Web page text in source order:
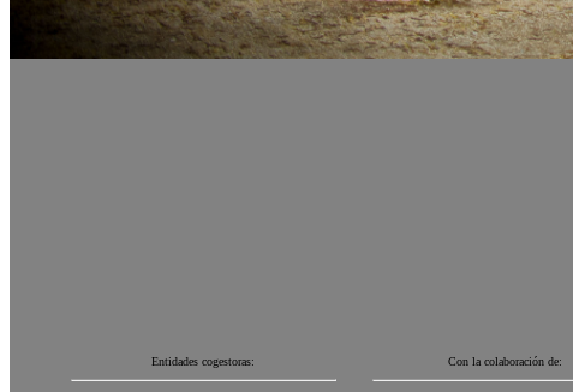
Entidades cogestoras: Con la colaboración de: